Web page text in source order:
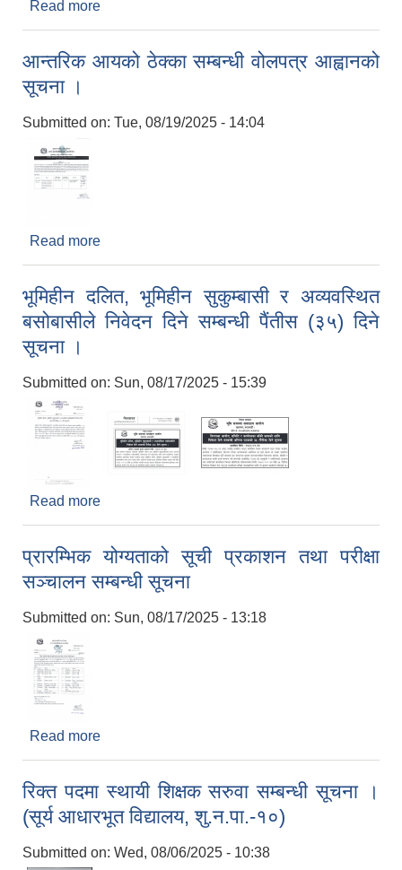
Read more
आन्तरिक आयको ठेक्का सम्बन्धी वोलपत्र आह्वानको
सूचना ।
Submitted on: Tue, 08/19/2025 - 14:04
Read more
भूमिहीन दलित, भूमिहीन सुकुम्बासी र अव्यवस्थित
बसोबासीले निवेदन दिने सम्बन्धी पैंतीस (३५) दिने
सूचना ।
Submitted on: Sun, 08/17/2025 - 15:39
Read more
प्रारम्भिक योग्यताको सूची प्रकाशन तथा परीक्षा
सञ्चालन सम्बन्धी सूचना
Submitted on: Sun, 08/17/2025 - 13:18
Read more
रिक्त पदमा स्थायी शिक्षक सरुवा सम्बन्धी सूचना ।
(सूर्य आधारभूत विद्यालय, शु.न.पा.-१०)
Submitted on: Wed, 08/06/2025 - 10:38